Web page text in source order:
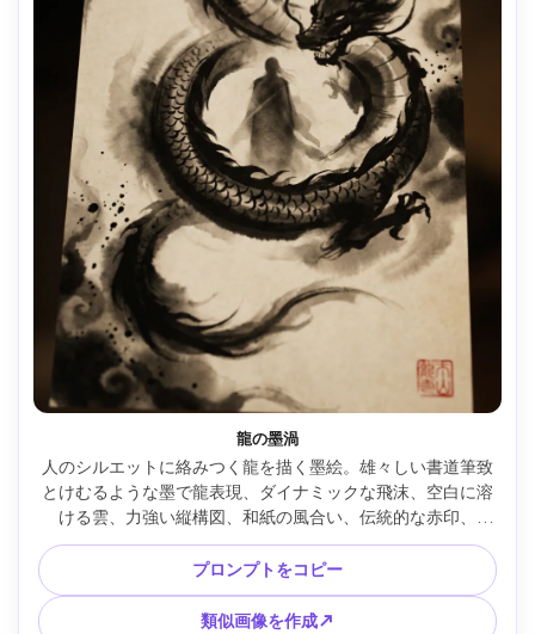
龍の墨渦
人のシルエットに絡みつく龍を描く墨絵。雄々しい書道筆致
とけむるような墨で龍表現、ダイナミックな飛沫、空白に溶
ける雲、力強い縦構図、和紙の風合い、伝統的な赤印、
85mmレンズ、浅い被写界深度、柔らかなシネマ調 --ar 4:5
プロンプトをコピー
類似画像を作成↗